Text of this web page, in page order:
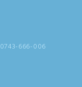
0743-666-006